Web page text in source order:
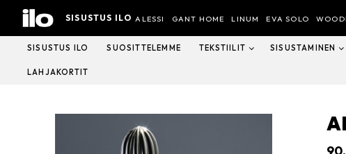
Hyppää
sisältöön
SISUSTUS ILO ALESSI GANT HOME LINUM EVA SOLO
SISUSTUS ILO SUOSITTELEMME TEKSTIILIT SISUSTAMINEN
LAHJAKORTIT